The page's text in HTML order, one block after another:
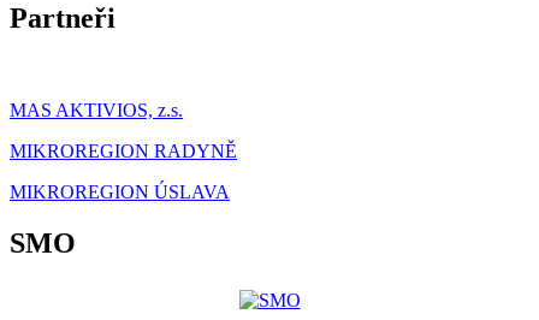
Partneři
MAS AKTIVIOS, z.s.
MIKROREGION RADYNĚ
MIKROREGION ÚSLAVA
SMO